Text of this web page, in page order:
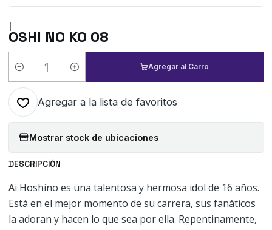
|
OSHI NO KO 08
Cantidad
Agregar al Carro
Agregar a la lista de favoritos
Mostrar stock de ubicaciones
DESCRIPCIÓN
Ai Hoshino es una talentosa y hermosa idol de 16 años.
Está en el mejor momento de su carrera, sus fanáticos
la adoran y hacen lo que sea por ella. Repentinamente,